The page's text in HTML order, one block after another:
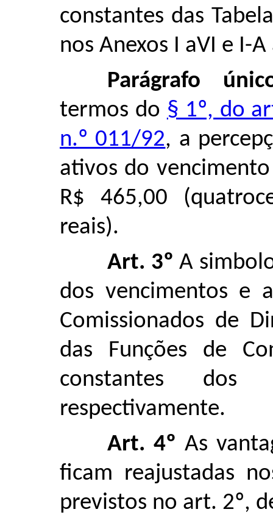
constantes das
nos Anexos I aVI e I-
Parágrafo
termos do § 1º, do
n.º 011/92, a
ativos do
R$ 465,00
reais).
Art. 3ºA
dos vencimentos e
Comissionados de
das Funções de
constantes
respectivamente.
Art. 4º As
ficam reajustadas
previstos no art. 2º,